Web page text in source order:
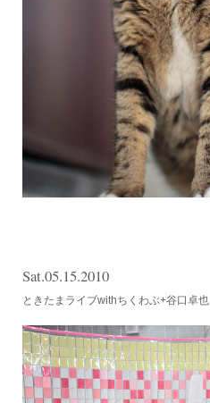
Sat.05.15.2010
ときたまライブwithちくわぶ+谷口卓也